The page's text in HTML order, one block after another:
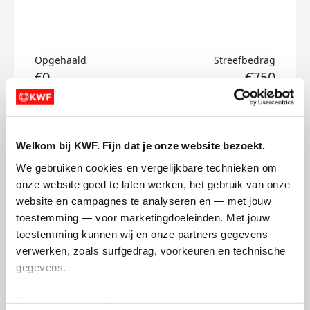
Welkom bij KWF. Fijn dat je onze website bezoekt.
We gebruiken cookies en vergelijkbare technieken om
onze website goed te laten werken, het gebruik van onze
website en campagnes te analyseren en — met jouw
toestemming — voor marketingdoeleinden. Met jouw
toestemming kunnen wij en onze partners gegevens
verwerken, zoals surfgedrag, voorkeuren en technische
gegevens.
Opgehaald
€0
Streefbedrag
€750
Doneer
Ilias's badges